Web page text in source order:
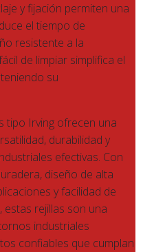
y fijación permiten una
el tiempo de
resistente a la
de limpiar simplifica el
su
tipo Irving ofrecen una
durabilidad y
efectivas. Con
diseño de alta
y facilidad de
estas rejillas son una
industriales
confiables que cumplan